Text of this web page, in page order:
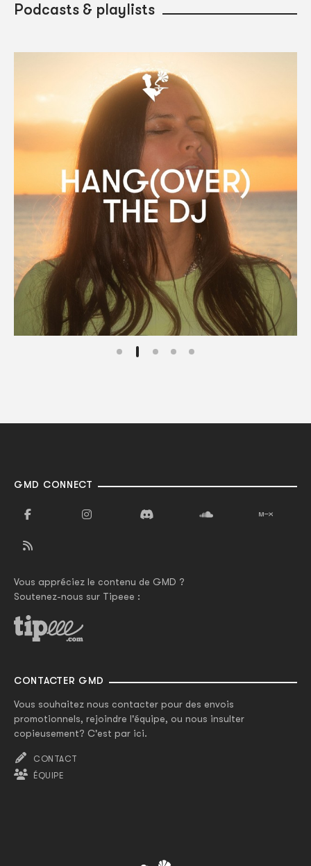
Podcasts & playlists
GMD CONNECT
Vous appréciez le contenu de GMD ?
Soutenez-nous sur Tipeee :
CONTACTER GMD
Vous souhaitez nous contacter pour des envois
promotionnels, rejoindre l'équipe, ou nous insulter
copieusement? C'est par ici.
CONTACT
ÉQUIPE